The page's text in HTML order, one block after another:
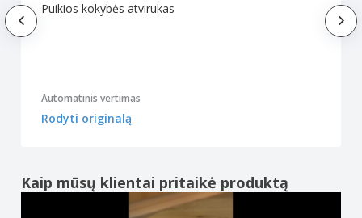
Puikios kokybės atvirukas
Automatinis vertimas
Rodyti originalą
Kaip mūsų klientai pritaikė produktą